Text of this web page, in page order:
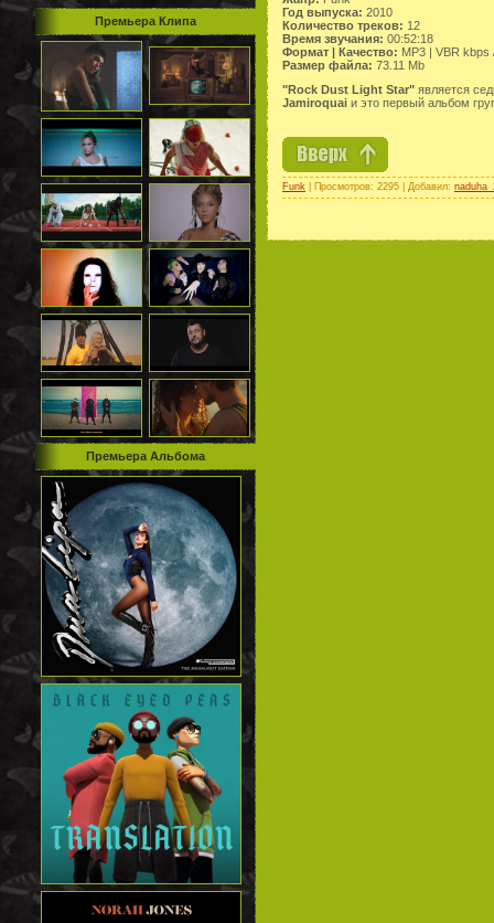
Премьера Клипа
Премьера Альбома
Год выпуска: 2010
Количество треков: 12
Время звучания: 00:52:18
Формат | Качество: МP3 | VBR kbps
Размер файла: 73.11 Mb
"Rock Dust Light Star" является
Jamiroquai и это первый альбом
Funk | Просмотров: 2295 | Добавил: